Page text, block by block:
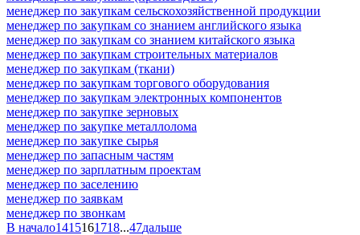
менеджер по закупкам сельскохозяйственной продукции
менеджер по закупкам со знанием английского языка
менеджер по закупкам со знанием китайского языка
менеджер по закупкам строительных материалов
менеджер по закупкам (ткани)
менеджер по закупкам торгового оборудования
менеджер по закупкам электронных компонентов
менеджер по закупке зерновых
менеджер по закупке металлолома
менеджер по закупке сырья
менеджер по запасным частям
менеджер по зарплатным проектам
менеджер по заселению
менеджер по заявкам
менеджер по звонкам
В начало1415161718...47дальше